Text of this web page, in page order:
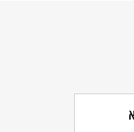
לאחר שגורשה מבית אברהם
הנער" (בראשית כא, יז).
בתוכו יסוד לשוני
עובדת היעלמותו של שם
שהגיע האסלאם אל ארץ
לספירה) נעשה השם